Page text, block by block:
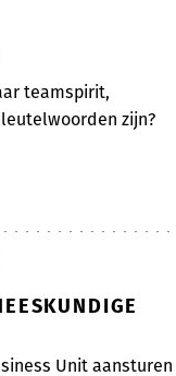
teamspirit,
zijn?
Unit aansturen